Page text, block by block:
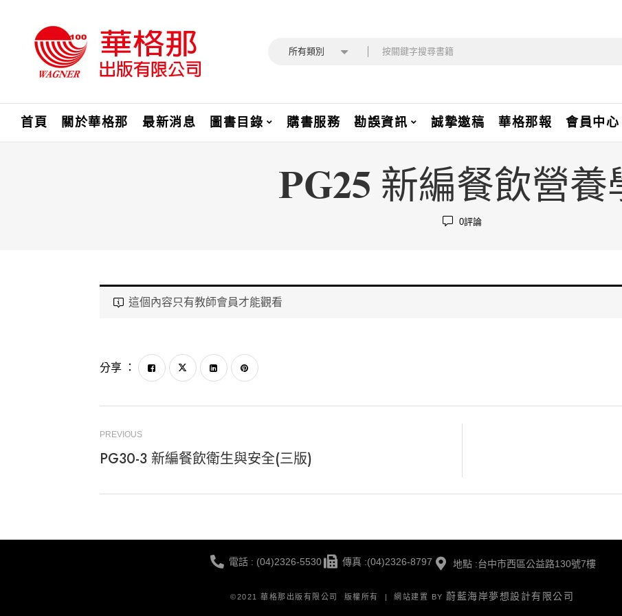
所有類別
首頁 關於華格那 最新消息 圖書目錄 購書服務 勘誤資訊 誠摯邀稿 華格那報 會員中心
PG25 新編餐飲營養
0評論
這個內容只有教師會員才能觀看
分享 ：
PREVIOUS
PG30-3 新編餐飲衛生與安全(三版)
電話 : (04)2326-5530 傳真 :(04)2326-8797 地點 :台中市西區公益路130號7樓
©2021 華格那出版有限公司 版權所有 | 網站建置 BY 蔚藍海岸夢想設計有限公司